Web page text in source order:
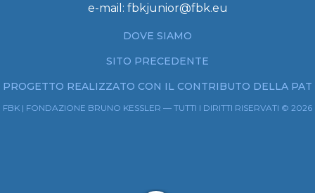
e-mail: fbkjunior@fbk.eu
DOVE SIAMO
SITO PRECEDENTE
PROGETTO REALIZZATO CON IL CONTRIBUTO DELLA PAT
FBK | FONDAZIONE BRUNO KESSLER — TUTTI I DIRITTI RISERVATI © 2026